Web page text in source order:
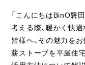
スタッフ紹介
採用情報
「こんにちはBinO磐
考える際、暖かく快
皆様へ、その魅力を
薪ストーブを平屋住